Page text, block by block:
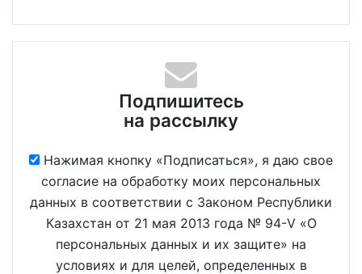
Подпишитесь
на рассылку
Нажимая кнопку «Подписаться», я даю свое
согласие на обработку моих персональных
данных в соответствии с Законом Республики
Казахстан от 21 мая 2013 года № 94-V «О
персональных данных и их защите» на
условиях и для целей, определенных в